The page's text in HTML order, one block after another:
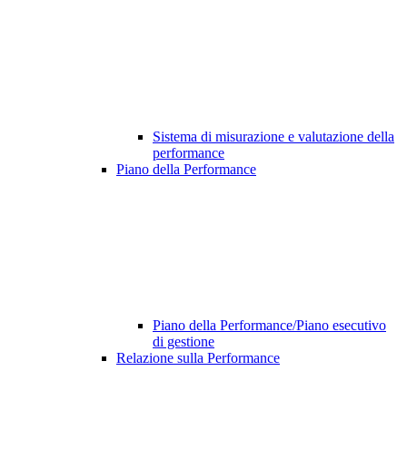
Sistema di misurazione e valutazione della
performance
Piano della Performance
Piano della Performance/Piano esecutivo
di gestione
Relazione sulla Performance